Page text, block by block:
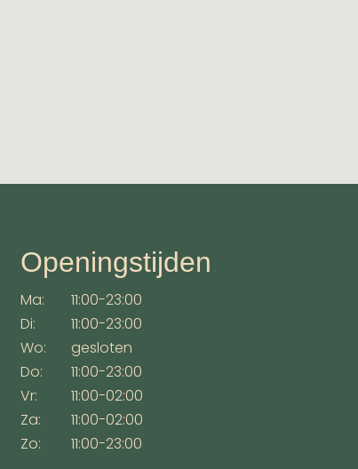
Openingstijden
Ma:
Di:
Wo:
Do:
Vr:
Za:
Zo:
11:00-23:00
11:00-23:00
gesloten
11:00-23:00
11:00-02:00
11:00-02:00
11:00-23:00